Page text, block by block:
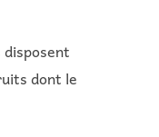
dont le